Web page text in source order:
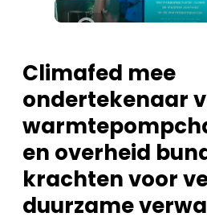
Nieuwsbrief
Privacy / Cookie statement
Vacature aanmelden
Vacatures
Video’s
Solar
HVAC
Sanitair
Binnenklimaat
Brandbeveiliging
Climafed mee
ondertekenaar
en overheid
krachten voor
duurzame